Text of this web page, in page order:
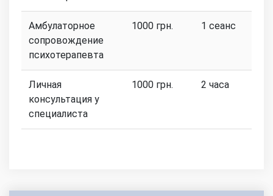
Амбулаторное
сопровождение
психотерапевта
1000 грн. 1 сеанс
Личная
консультация у
специалиста
1000 грн. 2 часа